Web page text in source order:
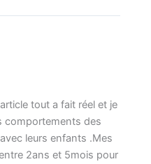
tout a fait réel et je
comportements des
leurs enfants .Mes
2ans et 5mois pour